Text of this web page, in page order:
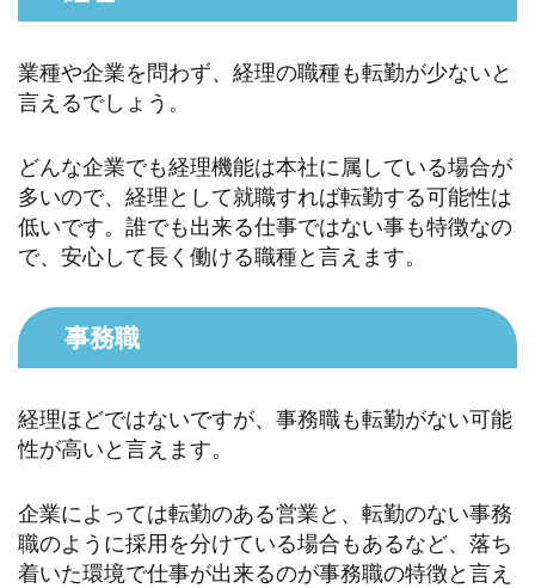
業種や企業を問わず、経理の職種も転勤が少ないと
言えるでしょう。
どんな企業でも経理機能は本社に属している場合が
多いので、経理として就職すれば転勤する可能性は
低いです。誰でも出来る仕事ではない事も特徴なの
で、安心して長く働ける職種と言えます。
事務職
経理ほどではないですが、事務職も転勤がない可能
性が高いと言えます。
企業によっては転勤のある営業と、転勤のない事務
職のように採用を分けている場合もあるなど、落ち
着いた環境で仕事が出来るのが事務職の特徴と言え